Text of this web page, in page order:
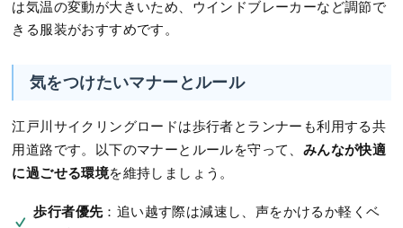
は気温の変動が大きいため、ウインドブレーカーなど調節で
きる服装がおすすめです。
気をつけたいマナーとルール
江戸川サイクリングロードは歩行者とランナーも利用する共
用道路です。以下のマナーとルールを守って、 みんなが快適
に過ごせる環境を維持しましょう。
歩行者優先：追い越す際は減速し、声をかけるか軽くベ